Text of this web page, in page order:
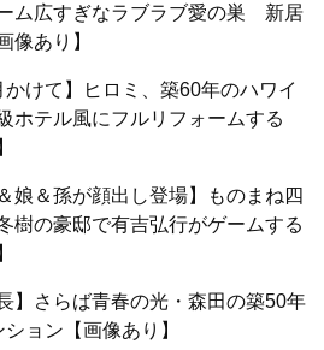
ム広すぎなラブラブ愛の巣 新居
像あり】
かけて】ヒロミ、築60年のハワイ
ホテル風にフルリフォームする
娘＆孫が顔出し登場】ものまね四
樹の豪邸で有吉弘行がゲームする
】さらば青春の光・森田の築50年
ョン【画像あり】